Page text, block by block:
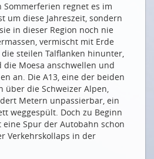
der Zukunft
de demain
HELFEN
Wie Resilienz und
Hand gehen
in der Schweiz
Sommerferien regnet es im
um diese Jahreszeit, sondern
in dieser Region noch nie
vermischt mit Erde
steilen Talflanken hinunter,
die Moesa anschwellen und
an. Die A13, eine der beiden
über die Schweizer Alpen,
Metern unpassierbar, ein
weggespült. Doch zu Beginn
Spur der Autobahn schon
Verkehrskollaps in der